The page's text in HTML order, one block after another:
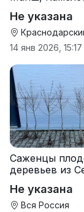
Не указана
14 янв 2026, 15:17
Саженцы
деревьев из
Не указана
Вся Россия